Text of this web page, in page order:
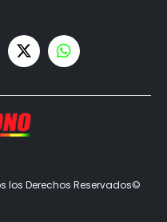
los Derechos Reservados©